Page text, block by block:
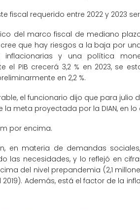
fiscal requerido entre 2022 y 2023
del marco fiscal de mediano
que hay riesgos a la baja por
inflacionarias y una política
el PIB crecerá 3,2 % en 2023, se
en 2,2 %.
el funcionario dijo que para
la meta proyectada por la DIAN, en
por encima.
en materia de demandas
las necesidades, y lo reflejó en
del nivel prepandemia (2,1
2019). Además, está el factor de la